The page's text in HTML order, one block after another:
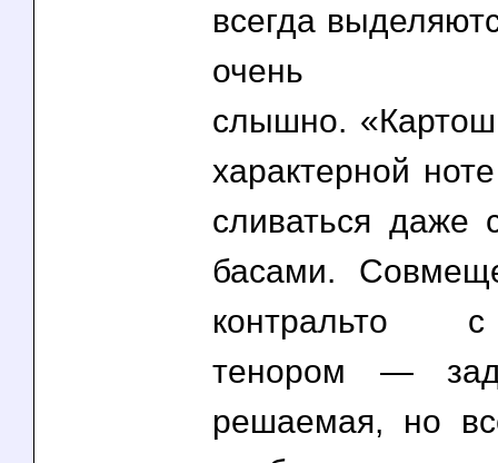
всегда
очень
слышно.
характерной
сливаться даже
басами.
контральто
тенором —
решаемая, но